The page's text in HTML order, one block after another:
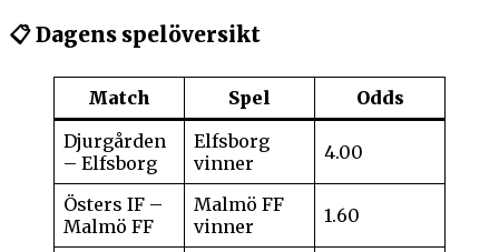
📋 Dagens spelöversikt
Match Spel
Odds
Djurgården
– Elfsborg
Elfsborg
vinner
4.00
Östers IF –
Malmö FF
Malmö FF
vinner
1.60